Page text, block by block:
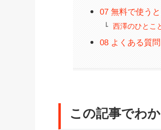
07 無料で使う
西澤のひとこ
08 よくある質
この記事でわ